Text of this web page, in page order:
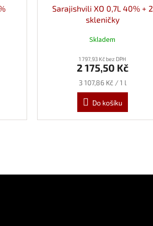
Sarajishvili XO 0,7L 40% + 2
skleničky
Skladem
1 797,93 Kč bez DPH
2 175,50 Kč
Měrná
cena:
3 107,86 Kč / 1 l
Do košíku